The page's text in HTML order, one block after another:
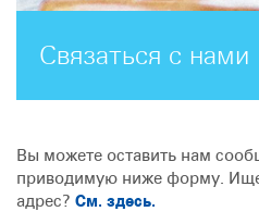
Связаться с нами
Вы можете оставить нам
приводимую ниже форму.
адрес? См. здесь.